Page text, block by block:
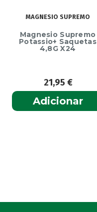
MAGNESIO SUPREMO
Magnesio Supremo
Potassio+ Saquetas
4,8G X24
21,95€
Adicionar